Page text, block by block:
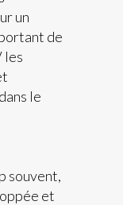
un
de
les
le
souvent,
et